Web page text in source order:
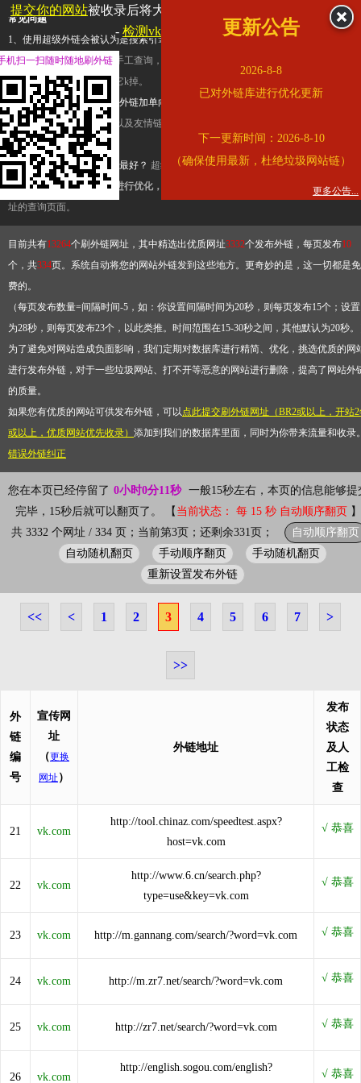
常见问题
1、使用超级外链会被认为是搜索引擎优化作弊吗？ 超级外链只是一个简便而集成
查询工具，模拟的是正常手工查询，不是作弊。如果是作弊，那您可以使用超级外
推广竞争对手的网址，让它k掉。
2、网站优化单纯依靠超级外链加单向链接可行吗？
链，需要结合普通的外链以及友情链接，您可以到站长论坛发布外链，到友情链接
台交换友情链接。
3、如何使用超级外链效果最好？ 超级外链不同于普通的外链，它是动态的链接，
有频繁使用超级外链工具进行优化，才能获得稳定的外链
，最终使搜索引擎收录带
址的查询页面。
目前共有13264个刷外链网址，其中精选出优质网址3332个发布外链，每页发布10
个，共334页。系统自动将您的网站外链发到这些地方。更奇妙的是，这一切都是免
费的。
（每页发布数量=间隔时间-5，如：你设置间隔时间为20秒，则每页发布15个；设置
为28秒，则每页发布23个，以此类推。时间范围在15-30秒之间，其他默认为20秒
为了避免对网站造成负面影响，我们定期对数据库进行精简、优化，挑选优质的网
进行发布外链，对于一些垃圾网站、打不开等恶意的网站进行删除，提高了网站外
的质量。
如果您有优质的网站可供发布外链，可以点此提交刷外链网址（BR2或以上，开站
或以上，优质网站优先收录） 添加到我们的数据库里面，同时为你带来流量和收录
错误外链纠正
您在本页已经停留了 0小时0分11秒 一般15秒左右，本页的信息能够提
完毕，15秒后就可以翻页了。 【 当前状态： 每 15 秒 自动顺序翻页 】
共 3332 个网址 / 334 页；当前第3页；还剩余331页；
自动顺序翻页
自动随机翻页
手动顺序翻页
手动随机翻页
重新设置发布外链
<< < 1 2 3 4 5 6 7 >
>>
外
链
编
号
宣传网
址
（更换
网址 ）
外链地址
发布
状态
及人
工检
查
21 vk.com
http://tool.chinaz.com/speedtest.aspx?
host=vk.com
22 vk.com
http://www.6.cn/search.php?
type=use&key=vk.com
23 vk.com http://m.gannang.com/search/?word=vk.com
24 vk.com http://m.zr7.net/search/?word=vk.com
25 vk.com http://zr7.net/search/?word=vk.com
26 vk.com
http://english.sogou.com/english?
提交你的网站被收录后将大幅提升流量和外链，
查看展示页面
- 检测vk.com是否收录更新公告
2026-8-8
已对外链库进行优化更新
下一更新时间：2026-8-10
（确保使用最新，杜绝垃圾网站链）
更多公告...
机扫一扫随时随地刷外链